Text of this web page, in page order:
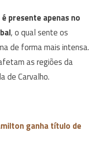
presente apenas no
, o qual sente os
de forma mais intensa.
as regiões da
de Carvalho.
ganha título de